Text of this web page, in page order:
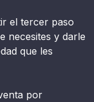
el tercer paso
necesites y darle
que les
por